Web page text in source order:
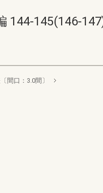
144-145(146-
間口：3.0間〕